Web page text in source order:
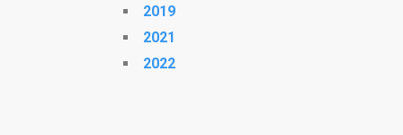
2019
2021
2022